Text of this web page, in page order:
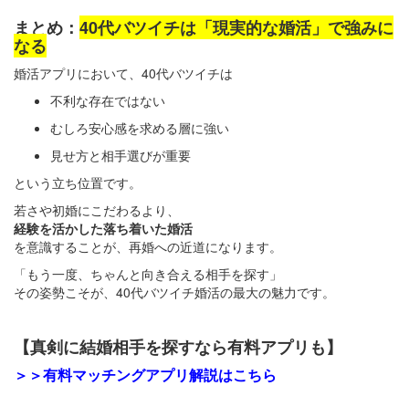
まとめ： 40代バツイチは「現実的な婚活」で強みに
なる
婚活アプリにおいて、40代バツイチは
不利な存在ではない
むしろ安心感を求める層に強い
見せ方と相手選びが重要
という立ち位置です。
若さや初婚にこだわるより、
経験を活かした落ち着いた婚活
を意識することが、再婚への近道になります。
「もう一度、ちゃんと向き合える相手を探す」
その姿勢こそが、40代バツイチ婚活の最大の魅力です。
【真剣に結婚相手を探すなら有料アプリも】
＞＞有料マッチングアプリ解説はこちら